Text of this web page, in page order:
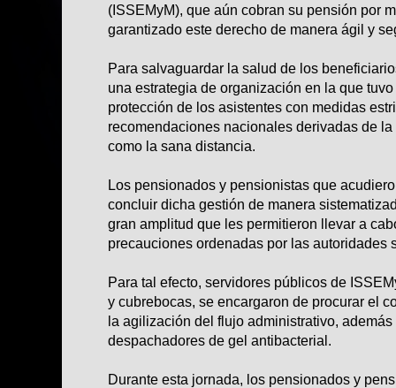
(ISSEMyM), que aún cobran su pensión por
garantizado este derecho de manera ágil y
Para salvaguardar la salud de los
una estrategia de organización en la que
protección de los asistentes con medidas
recomendaciones nacionales derivadas de
como la sana distancia.
Los pensionados y pensionistas que
concluir dicha gestión de manera
gran amplitud que les permitieron llevar a
precauciones ordenadas por las autoridades
Para tal efecto, servidores públicos de
y cubrebocas, se encargaron de procurar el
la agilización del flujo administrativo,
despachadores de gel antibacterial.
Durante esta jornada, los pensionados y